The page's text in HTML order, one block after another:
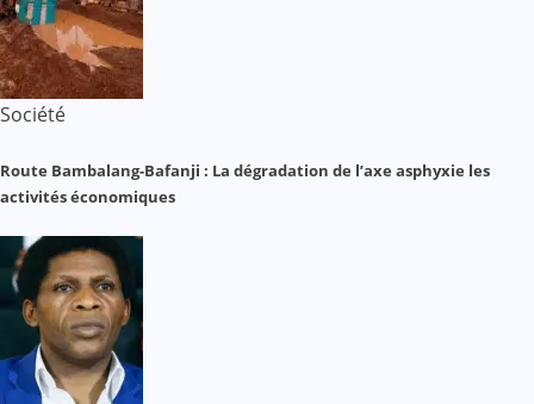
Société
Route Bambalang-Bafanji : La dégradation de l’axe asphyxie les
activités économiques